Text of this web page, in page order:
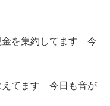
金を集約してます 今
えてます 今日も音が